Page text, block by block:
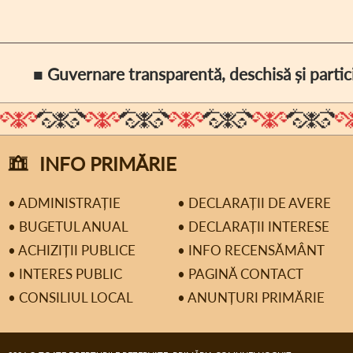
■ Guvernare transparentă, deschisă și
INFO PRIMĂRIE
• ADMINISTRAȚIE
• DECLARAȚII DE AVERE
• BUGETUL ANUAL
• DECLARAȚII INTERESE
• ACHIZIȚII PUBLICE
• INFO RECENSĂMÂNT
• INTERES PUBLIC
• PAGINĂ CONTACT
• CONSILIUL LOCAL
• ANUNȚURI PRIMĂRIE